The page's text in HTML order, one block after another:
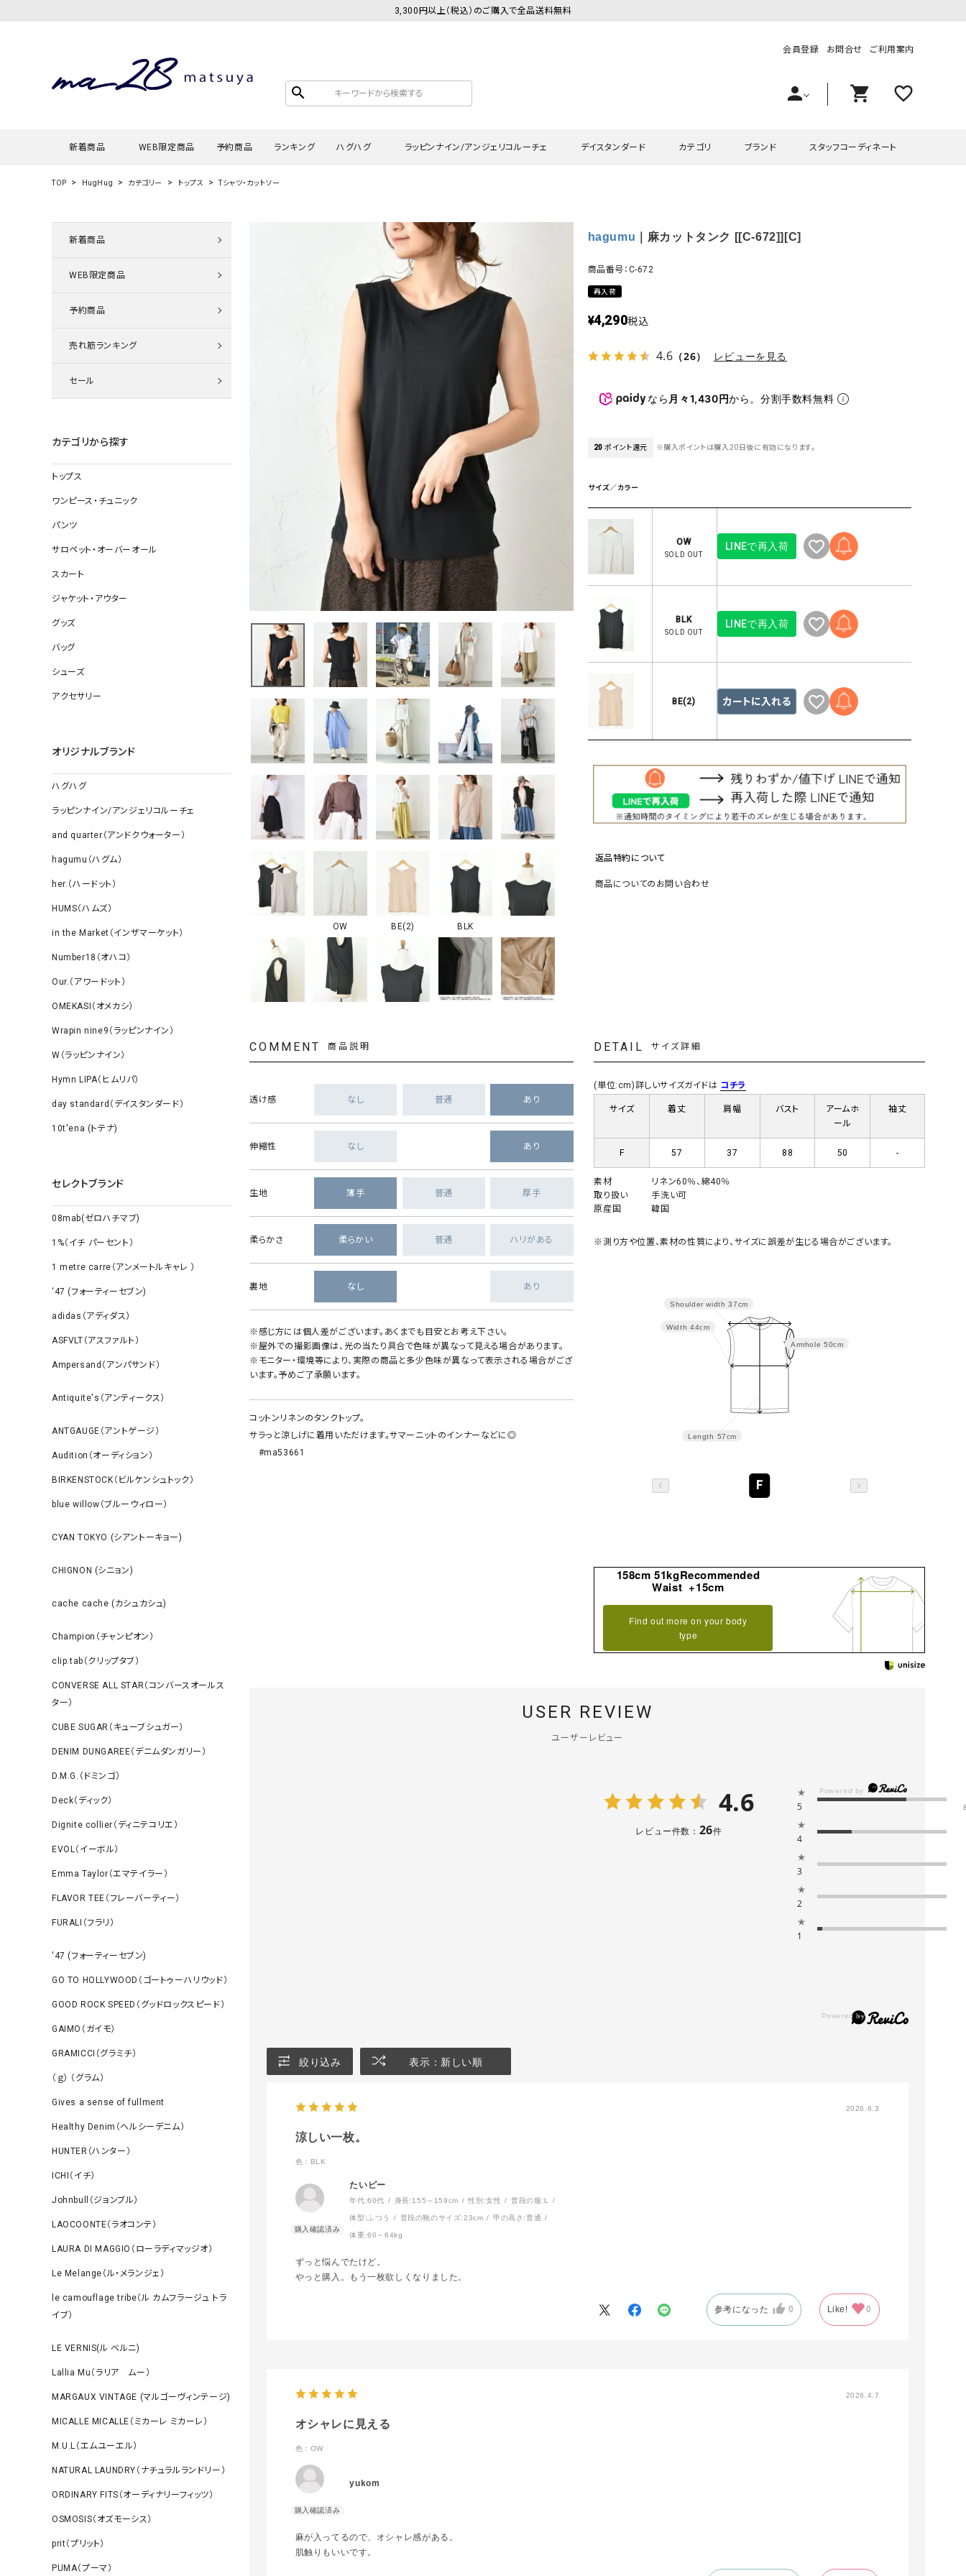
3,300円以上（税込）のご購入で全品送料無料
search
会員登録 お問合せ ご利用案内
person shopping_cart favorite_outline
新着商品 WEB限定商品 予約商品 ランキング ハグハグ
スウェット・パーカー
チュニック
ロング・マキシ丈
その他スカート
コート
すべて見る
帽子
ソックス
その他雑貨
ラッピンナイン/アンジェリコルーチェ
シャツ・ブラウス
ベスト
ニット
タンクトップ・キャミソール
デニムパンツ
その他のパンツ
ロング・マキシ丈
ジャケット
コート
その他アウター
デイスタンダード
カーディガン・ベスト
スウェット・パーカー
チュニック
その他のパンツ
デニムパンツ その他スカート
帽子
ソックス・その他雑貨
カテゴリ
ワンピース・チュニック
サロペット・オーバーオール
グッズ
ワンピース・チュニック
グッズ
ブランド
ラッピンナイン/アンジェリコルーチェ
Wrapin nine9（ラッピンナイン）
08mab(ゼロハチマブ)
オ）
ーパーセントリノ）
Ampersand（アンパサンド）
Antiquite's（アンティークス）
blue willow（ブルーウィロー） prit（プリット）
CUBE SUGAR（キューブシュガー） PUMA（プーマ）
CONVERSE ALL STAR（コンバースオー
ルスター）
GOOD SPEED（グッドスピード）
GRAMICCI（グラミチ）
USU GALLERY（ユーエ
（ｇ） （グラム）
ILIMA（イリマ）
スタッフコーディネート
TOP HugHug カテゴリー トップス Tシャツ・カットソー
新着商品
WEB限定商品
予約商品
売れ筋ランキング
セール
カテゴリから探す
トップス
ワンピース・チュニック
パンツ
サロペット・オーバーオール
スカート
ジャケット・アウター
グッズ
バッグ
シューズ
アクセサリー
オリジナルブランド
ハグハグ
ラッピンナイン/アンジェリコルーチェ
and quarter（アンドクウォーター）
hagumu（ハグム）
her.（ハードット）
HUMS（ハムズ）
in the Market（インザマーケット）
Number18（オハコ）
Our.（アワードット）
OMEKASI（オメカシ）
Wrapin nine9（ラッピンナイン）
W（ラッピンナイン）
Hymn LIPA（ヒムリパ）
day standard（デイスタンダード）
10t'ena (トテナ)
セレクトブランド
08mab(ゼロハチマブ)
1%（イチ パーセント）
1 metre carre（アンメートルキャレ ）
‘47 (フォーティーセブン)
adidas（アディダス）
ASFVLT（アスファルト）
Ampersand（アンパサンド）
Antiquite's（アンティークス）
ANTGAUGE（アントゲージ）
Audition（オーディション）
BIRKENSTOCK（ビルケンシュトック）
blue willow（ブルーウィロー）
CYAN TOKYO (シアントーキョー)
CHIGNON (シニョン)
cache cache (カシュカシュ)
Champion（チャンピオン）
clip.tab（クリップタブ）
CONVERSE ALL STAR（コンバースオールス
ター）
CUBE SUGAR（キューブシュガー）
DENIM DUNGAREE（デニムダンガリー）
D.M.G.（ドミンゴ）
Deck（ディック）
Dignite collier（ディニテコリエ）
EVOL（イーボル）
Emma Taylor（エマテイラー）
FLAVOR TEE（フレーバーティー）
FURALI（フラリ）
‘47 (フォーティーセブン)
GO TO HOLLYWOOD（ゴートゥーハリウッド）
GOOD ROCK SPEED（グッドロックスピード）
GAIMO（ガイモ）
GRAMICCI（グラミチ）
（ｇ） （グラム）
Gives a sense of fullment
Healthy Denim（ヘルシーデニム）
HUNTER（ハンター）
ICHI（イチ）
Johnbull（ジョンブル）
LAOCOONTE（ラオコンテ）
LAURA DI MAGGIO（ローラディマッジオ）
Le Melange（ル・メランジェ）
le camouflage tribe（ル カムフラージュ トラ
イブ）
LE VERNIS(ル ベルニ)
Lallia Mu（ラリア ムー）
MARGAUX VINTAGE (マルゴーヴィンテージ)
MICALLE MICALLE（ミカーレ ミカーレ）
M.U.L（エムユーエル）
NATURAL LAUNDRY（ナチュラルランドリー）
ORDINARY FITS（オーディナリーフィッツ）
OSMOSIS（オズモーシス）
prit（プリット）
PUMA（プーマ）
OW BE(2) BLK
hagumu ｜麻カットタンク [[C-672]][C]
商品番号：C-672
再入荷
¥4,290税込
4.6 （26） レビューを見る
なら 月々1,430円から。分割手数料無料
20 ポイント還元 ※購入ポイントは購入20日後に有効になります。
サイズ／カラー
OW
SOLD OUT
LINEで再入荷
BLK
SOLD OUT
LINEで再入荷
BE(2) カートに入れる
返品特約について
商品についてのお問い合わせ
COMMENT 商品説明
透け感 なし 普通 あり
伸縮性 なし あり
生地 薄手 普通 厚手
柔らかさ 柔らかい 普通 ハリがある
裏地 なし あり
※感じ方には個人差がございます。あくまでも目安とお考え下さい。
※屋外での撮影画像は、光の当たり具合で色味が異なって見える場合があります。
※モニター・環境等により、実際の商品と多少色味が異なって表示される場合がござ
います。予めご了承願います。
コットンリネンのタンクトップ。
サラっと涼しげに着用いただけます。サマーニットのインナーなどに◎
#ma53661
DETAIL サイズ詳細
(単位:cm)詳しいサイズガイドは コチラ
サイズ 着丈 肩幅 バスト
アームホ
ール
袖丈
F 57 37 88 50 -
素材
リネン60％、綿40％
取り扱い
手洗い可
原産国
韓国
※測り方や位置、素材の性質により、サイズに誤差が生じる場合がございます。
Armhole 50cm
Length 57cm
Width 44cm
Shoulder width 37cm
F
158cm 51kgRecommended
Waist +15cm
Find out more on your body
type
USER REVIEW
ユーザーレビュー
4.6
レビュー件数： 26件
★
5
★
4
★
3
★
2
★
1
絞り込み 表示：新しい順
2026.6.3
涼しい一枚。
色：BLK
たいピー
年代:60代 身長:155～159cm 性別:女性 普段の服: L
体型: ふつう 普段の靴のサイズ:23cm 甲の高さ:普通
体重:60～64kg
ずっと悩んでたけど。
やっと購入。もう一枚欲しくなりました。
参考になった 0 Like! 0
2026.4.7
オシャレに見える
色：OW
yukom
麻が入ってるので、オシャレ感がある。
肌触りもいいです。